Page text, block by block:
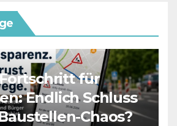
für
Endlich Schluss
Chaos?